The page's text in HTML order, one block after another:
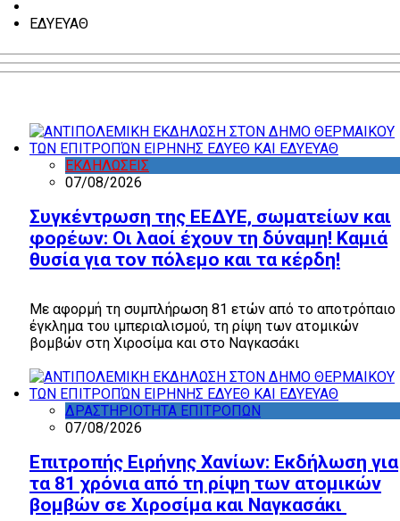
ΕΔΥΕΥΑΘ
ΕΚΔΗΛΩΣΕΙΣ
07/08/2026
Συγκέντρωση της ΕΕΔΥΕ, σωματείων και
φορέων: Οι λαοί έχουν τη δύναμη! Καμιά
θυσία για τον πόλεμο και τα κέρδη!
Με αφορμή τη συμπλήρωση 81 ετών από το αποτρόπαιο
έγκλημα του ιμπεριαλισμού, τη ρίψη των ατομικών
βομβών στη Χιροσίμα και στο Ναγκασάκι
ΔΡΑΣΤΗΡΙΟΤΗΤΑ ΕΠΙΤΡΟΠΩΝ
07/08/2026
Επιτροπής Ειρήνης Χανίων: Εκδήλωση για
τα 81 χρόνια από τη ρίψη των ατομικών
βομβών σε Χιροσίμα και Ναγκασάκι